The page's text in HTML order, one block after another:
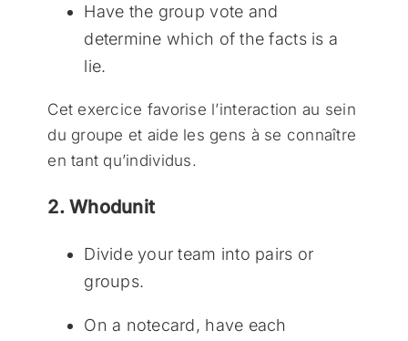
Have the group vote and
determine which of the facts is a
lie.
Cet exercice favorise l’interaction au sein
du groupe et aide les gens à se connaître
en tant qu’individus.
2. Whodunit
Divide your team into pairs or
groups.
On a notecard, have each